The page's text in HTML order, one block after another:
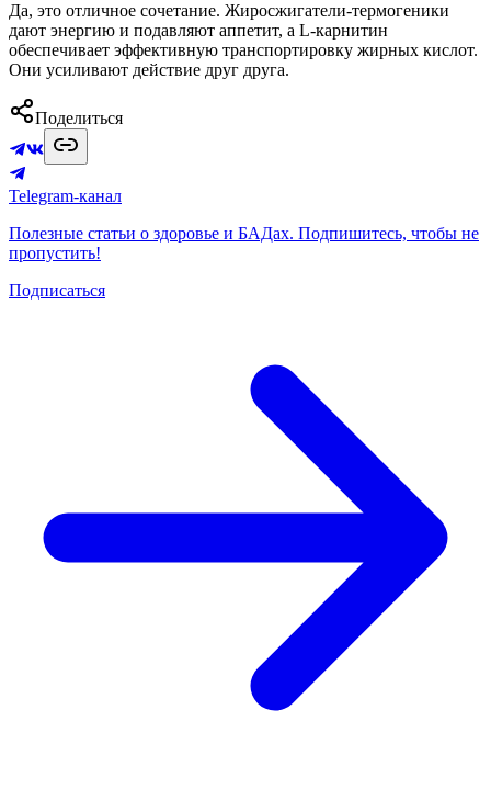
Да, это отличное сочетание. Жиросжигатели-термогеники
дают энергию и подавляют аппетит, а L-карнитин
обеспечивает эффективную транспортировку жирных кислот.
Они усиливают действие друг друга.
Поделиться
Telegram-канал
Полезные статьи о здоровье и БАДах. Подпишитесь, чтобы не
пропустить!
Подписаться